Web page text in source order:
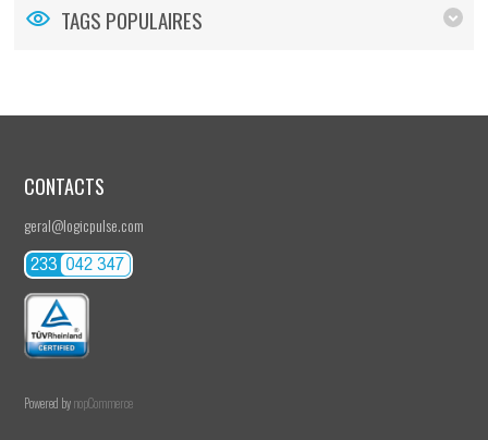
TAGS POPULAIRES
CONTACTS
geral@logicpulse.com
Powered bynopCommerce